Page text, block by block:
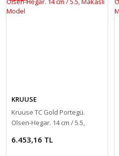
KRUUSE
Kruuse TC Gold Portegü.
Olsen-Hegar. 14 cm / 5.5,
6.453,16 TL